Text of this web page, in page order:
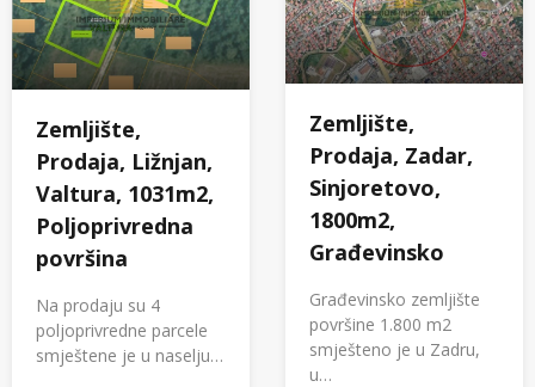
Zemljište,
Prodaja, Ližnjan,
Valtura, 1031m2,
Poljoprivredna
površina
Na prodaju su 4
poljoprivredne parcele
smještene je u naselju…
Zemljište,
Prodaja, Zadar,
Sinjoretovo,
1800m2,
Građevinsko
Građevinsko zemljište
površine 1.800 m2
smješteno je u Zadru,
u…